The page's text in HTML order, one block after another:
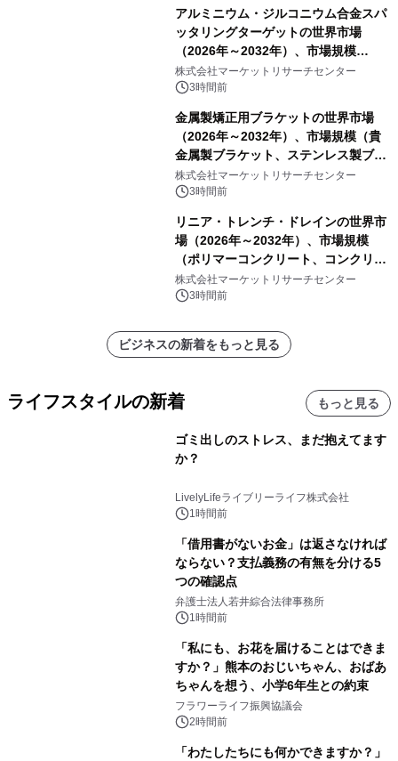
アルミニウム・ジルコニウム合金スパ
ッタリングターゲットの世界市場
（2026年～2032年）、市場規模
（0.995、0.999、その他）・分析レポ
ートを発表
株式会社マーケットリサーチセンター
3時間前
金属製矯正用ブラケットの世界市場
（2026年～2032年）、市場規模（貴
金属製ブラケット、ステンレス製ブラ
ケット、純チタン製ブラケット）・分
析レポートを発表
株式会社マーケットリサーチセンター
3時間前
リニア・トレンチ・ドレインの世界市
場（2026年～2032年）、市場規模
（ポリマーコンクリート、コンクリー
ト、プラスチック、金属）・分析レポ
ートを発表
株式会社マーケットリサーチセンター
3時間前
ビジネスの新着をもっと見る
ライフスタイルの新着 もっと見る
ゴミ出しのストレス、まだ抱えてます
か？
LivelyLifeライブリーライフ株式会社
1時間前
「借用書がないお金」は返さなければ
ならない？支払義務の有無を分ける5
つの確認点
弁護士法人若井綜合法律事務所
1時間前
「私にも、お花を届けることはできま
すか？」熊本のおじいちゃん、おばあ
ちゃんを想う、小学6年生との約束
フラワーライフ振興協議会
2時間前
「わたしたちにも何かできますか？」